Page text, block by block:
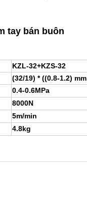
tay bán buôn
KZL-32+KZS-32
(32/19) * ((0.8-1.2) mm
0.4-0.6MPa
8000N
5m/min
4.8kg